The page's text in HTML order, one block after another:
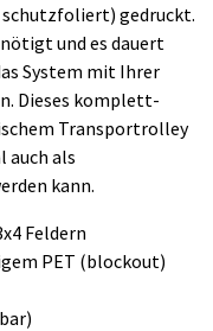
gedruckt.
und es dauert
System mit Ihrer
Dieses komplett-
Transportrolley
auch als
kann.
Feldern
PET (blockout)